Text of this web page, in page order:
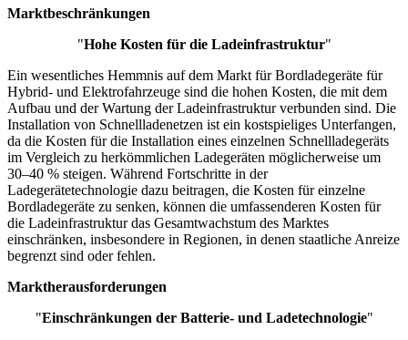
Marktbeschränkungen
"Hohe Kosten für die Ladeinfrastruktur"
Ein wesentliches Hemmnis auf dem Markt für Bordladegeräte für
Hybrid- und Elektrofahrzeuge sind die hohen Kosten, die mit dem
Aufbau und der Wartung der Ladeinfrastruktur verbunden sind. Die
Installation von Schnellladenetzen ist ein kostspieliges Unterfangen,
da die Kosten für die Installation eines einzelnen Schnellladegeräts
im Vergleich zu herkömmlichen Ladegeräten möglicherweise um
30–40 % steigen. Während Fortschritte in der
Ladegerätetechnologie dazu beitragen, die Kosten für einzelne
Bordladegeräte zu senken, können die umfassenderen Kosten für
die Ladeinfrastruktur das Gesamtwachstum des Marktes
einschränken, insbesondere in Regionen, in denen staatliche Anreize
begrenzt sind oder fehlen.
Marktherausforderungen
"Einschränkungen der Batterie- und Ladetechnologie"